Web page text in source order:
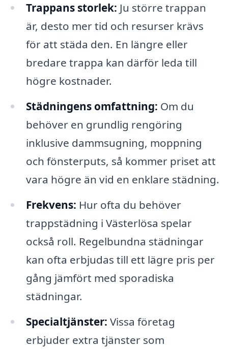
Trappans storlek: Ju större trappan
är, desto mer tid och resurser krävs
för att städa den. En längre eller
bredare trappa kan därför leda till
högre kostnader.
Städningens omfattning: Om du
behöver en grundlig rengöring
inklusive dammsugning, moppning
och fönsterputs, så kommer priset att
vara högre än vid en enklare städning.
Frekvens: Hur ofta du behöver
trappstädning i Västerlösa spelar
också roll. Regelbundna städningar
kan ofta erbjudas till ett lägre pris per
gång jämfört med sporadiska
städningar.
Specialtjänster: Vissa företag
erbjuder extra tjänster som